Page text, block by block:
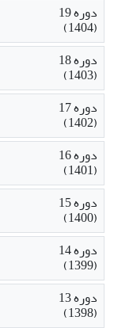
دوره 19
(1404)
دوره 18
(1403)
دوره 17
(1402)
دوره 16
(1401)
دوره 15
(1400)
دوره 14
(1399)
دوره 13
(1398)